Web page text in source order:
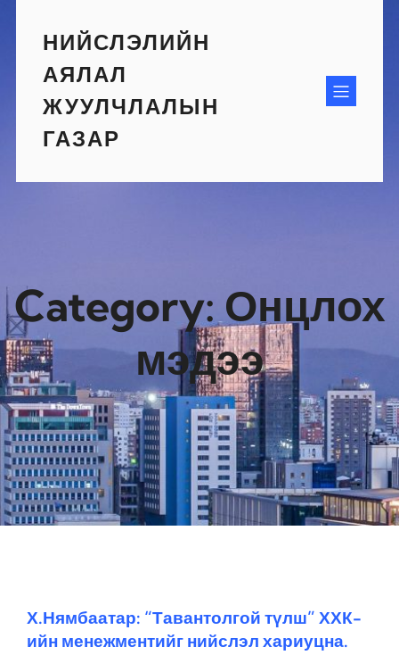
contentНИЙСЛЭЛИЙН
АЯЛАЛ
ЖУУЛЧЛАЛЫН
ГАЗАР
Category: Онцлох
мэдээ
Х.Нямбаатар: “Тавантолгой түлш” ХХК-
ийн менежментийг нийслэл хариуцна.